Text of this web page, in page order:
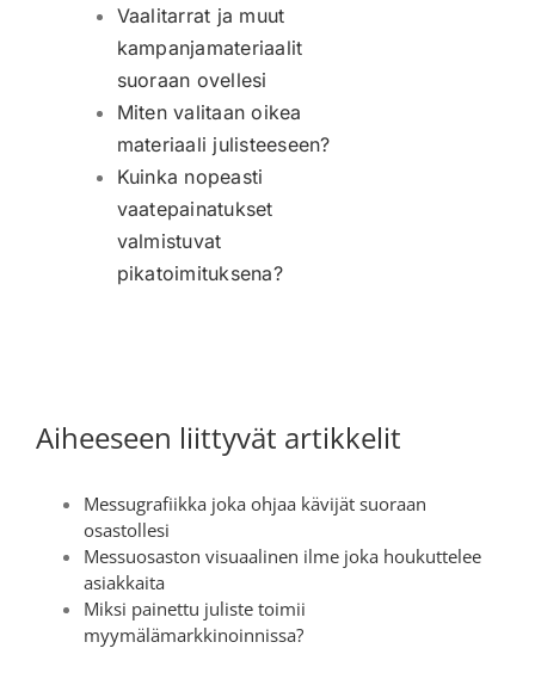
Vaalitarrat ja muut
kampanjamateriaalit
suoraan ovellesi
Miten valitaan oikea
materiaali julisteeseen?
Kuinka nopeasti
vaatepainatukset
valmistuvat
pikatoimituksena?
Aiheeseen liittyvät artikkelit
Messugrafiikka joka ohjaa kävijät suoraan
osastollesi
Messuosaston visuaalinen ilme joka houkuttelee
asiakkaita
Miksi painettu juliste toimii
myymälämarkkinoinnissa?